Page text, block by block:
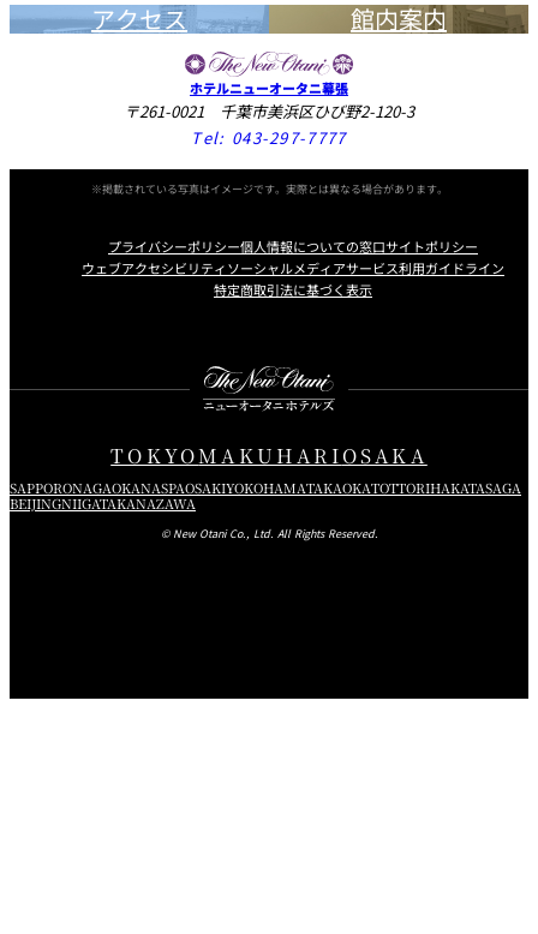
アクセス 館内案内
ホテルニューオータニ幕張
〒261-0021 千葉市美浜区ひび野2-120-3
Tel: 043-297-7777
※掲載されている写真はイメージです。実際とは異なる場合があります。
プライバシーポリシー個人情報についての窓口サイトポリシー
ウェブアクセシビリティソーシャルメディアサービス利用ガイドライン
特定商取引法に基づく表示
TOKYOMAKUHARIOSAKA
SAPPORONAGAOKANASPAOSAKIYOKOHAMATAKAOKATOTTORIHAKATASAGA
BEIJINGNIIGATAKANAZAWA
© New Otani Co., Ltd. All Rights Reserved.